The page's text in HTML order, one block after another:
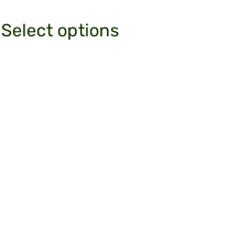
Select options